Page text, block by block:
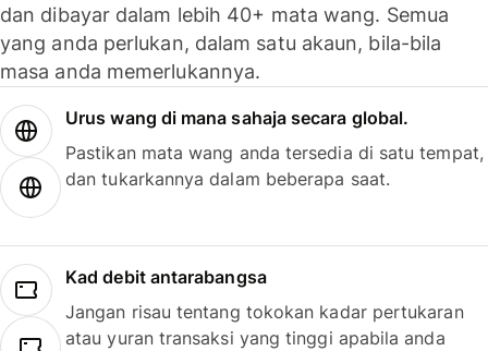
dan dibayar dalam lebih 40+ mata wang. Semua
yang anda perlukan, dalam satu akaun, bila-bila
masa anda memerlukannya.
Urus wang di mana sahaja secara global.
Pastikan mata wang anda tersedia di satu tempat,
dan tukarkannya dalam beberapa saat.
Kad debit antarabangsa
Jangan risau tentang tokokan kadar pertukaran
atau yuran transaksi yang tinggi apabila anda